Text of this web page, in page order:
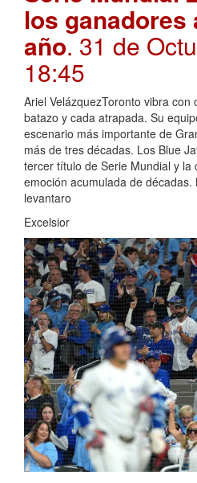
los ganadores
año. 31 de
18:45
Ariel VelázquezToronto vibra con
batazo y cada atrapada. Su
escenario más importante de
más de tres décadas. Los Blue
tercer título de Serie Mundial y la
emoción acumulada de décadas.
levantaro
Excelsior